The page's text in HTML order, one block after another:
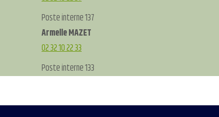
Poste interne 137
Armelle MAZET
02 32 10 22 33
Poste interne 133